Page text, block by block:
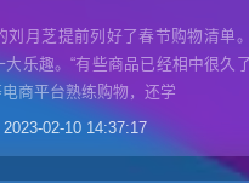
刘月芝提前列好了春节购物清
乐趣。“有些商品已经相中很
商平台熟练购物，还学
2023-02-10 14:37:17